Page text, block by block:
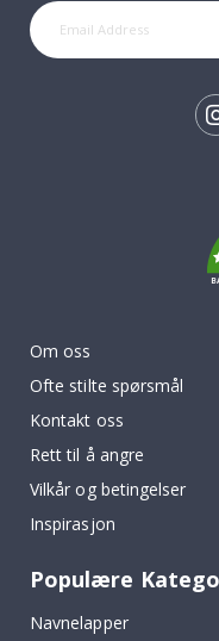
Om oss
Ofte stilte spørsmål
Kontakt oss
Rett til å angre
Vilkår og betingelser
Inspirasjon
Populære
Navnelapper